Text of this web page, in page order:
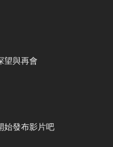
望與再會
始發布影片吧